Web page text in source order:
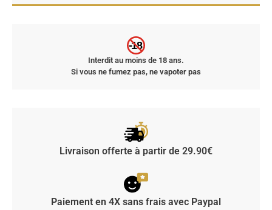
-18
Interdit au moins de 18 ans.
Si vous ne fumez pas, ne vapoter pas
Livraison offerte à partir de 29.90€
Paiement en 4X sans frais avec Paypal